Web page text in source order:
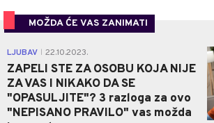
MOŽDA ĆE VAS ZANIMATI
LJUBAV 22.10.2023.
ZAPELI STE ZA OSOBU KOJA NIJE
ZA VAS I NIKAKO DA SE
"OPASULJITE"? 3 razloga za ovo
"NEPISANO PRAVILO" vas možda